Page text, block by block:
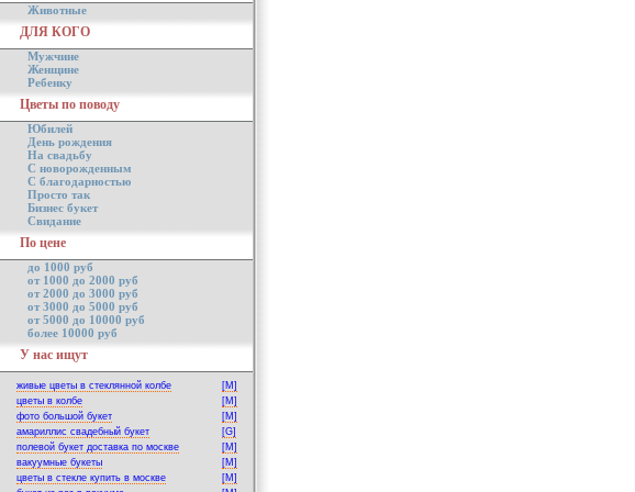
Животные
ДЛЯ КОГО
Мужчине
Женщине
Ребенку
Цветы по поводу
Юбилей
День рождения
На свадьбу
С новорожденным
С благодарностью
Просто так
Бизнес букет
Свидание
По цене
до 1000 руб
от 1000 до 2000 руб
от 2000 до 3000 руб
от 3000 до 5000 руб
от 5000 до 10000 руб
более 10000 руб
У нас ищут
живые цветы в стеклянной колбе
[M]
цветы в колбе
[M]
фото большой букет
[M]
амариллис свадебный букет
[G]
полевой букет доставка по москве
[M]
вакуумные букеты
[M]
цветы в стекле купить в москве
[M]